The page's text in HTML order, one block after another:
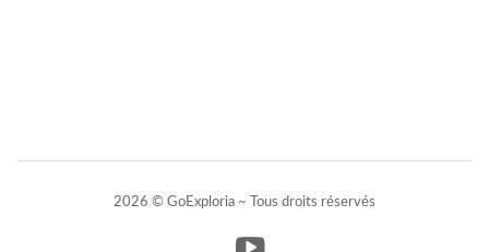
2026 © GoExploria ~ Tous droits réservés